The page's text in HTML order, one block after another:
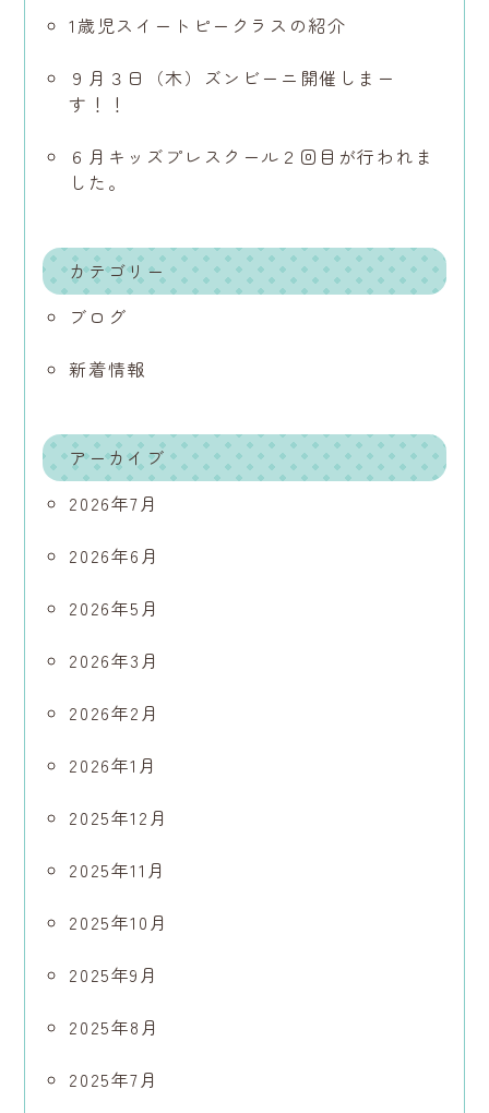
1歳児スイートピークラスの紹介
９月３日（木）ズンビーニ開催しまー
す！！
６月キッズプレスクール２回目が行われま
した。
カテゴリー
ブログ
新着情報
アーカイブ
2026年7月
2026年6月
2026年5月
2026年3月
2026年2月
2026年1月
2025年12月
2025年11月
2025年10月
2025年9月
2025年8月
2025年7月